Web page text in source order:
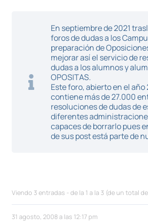
En septiembre de 2021
foros de dudas a los
preparación de
mejorar así el servicio de
dudas a los alumnos y
OPOSITAS.
Este foro, abierto en el año
contiene más de 27.000
resoluciones de dudas de
diferentes
capaces de borrarlo pues
de sus post está parte de
Viendo 3 entradas - de la 1 a la 3 (de un total
31 agosto, 2008 a las 12:17 pm